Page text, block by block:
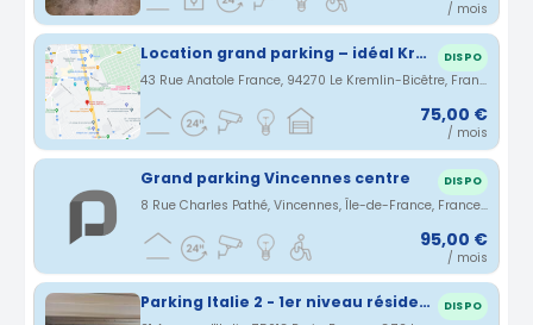
/ mois
Location grand parking – idéal Kremlin-Bicêtre DISPO
43 Rue Anatole France, 94270 Le Kremlin-Bicêtre, France · 3.71 km
75,00 €
/ mois
Grand parking Vincennes centre DISPO
8 Rue Charles Pathé, Vincennes, Île-de-France, France · 3.72 km
95,00 €
/ mois
Parking Italie 2 - 1er niveau résidentiel privé - place protégée DISPO